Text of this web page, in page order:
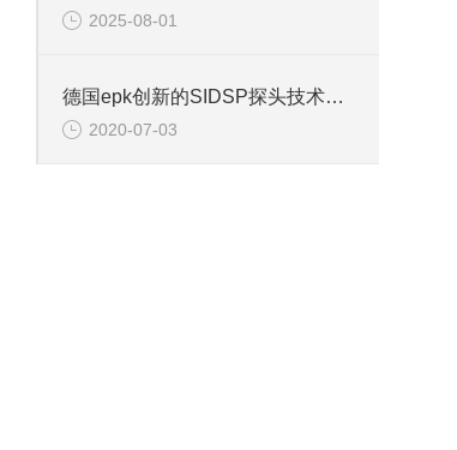
2025-08-01
德国epk创新的SIDSP探头技术有何优势？
2020-07-03